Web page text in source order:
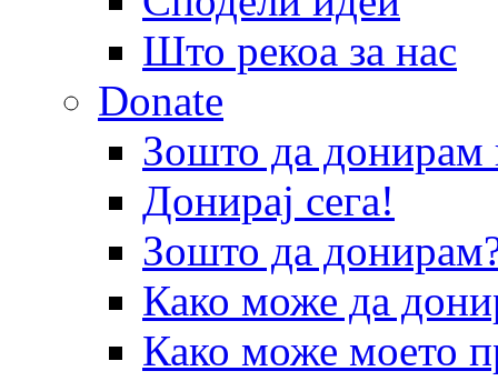
Што рекоа за нас
Donate
Зошто да
Донирај сега!
Зошто да
Како може да
Како може моето